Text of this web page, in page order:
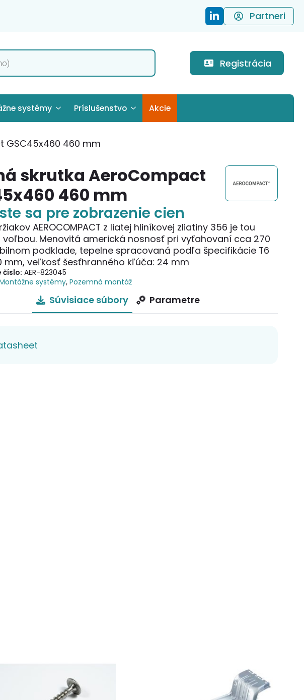
Partneri
Registrácia
systémy Príslušenstvo Akcie
GSC45x460 460 mm
skrutka AeroCompact
460 mm
sa pre zobrazenie cien
AEROCOMPACT z liatej hliníkovej zliatiny 356 je tou
voľbou. Menovitá americká nosnosť pri vyťahovaní cca 270
podklade, tepelne spracovaná podľa špecifikácie T6
mm, veľkosť šesťhranného kľúča: 24 mm
číslo: AER-823045
systémy,Pozemná montáž
Súvisiace súbory Parametre